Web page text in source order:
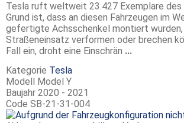
Tesla ruft weltweit 23.427 Exemplare des
Grund ist, dass an diesen Fahrzeugen im
gefertigte Achsschenkel montiert wurden,
Straßeneinsatz verformen oder brechen
Fall ein, droht eine Einschrän ...
Kategorie Tesla
Modell Model Y
Baujahr 2020 - 2021
Code SB-21-31-004